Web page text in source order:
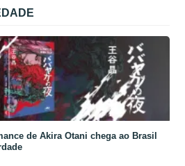
de Akira Otani chega ao Brasil